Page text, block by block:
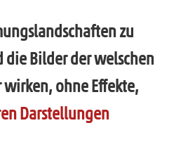
zu
die Bilder der welschen
ohne Effekte,
Darstellungen